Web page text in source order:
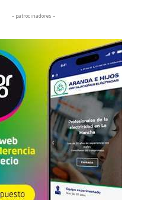
– patrocinadores –